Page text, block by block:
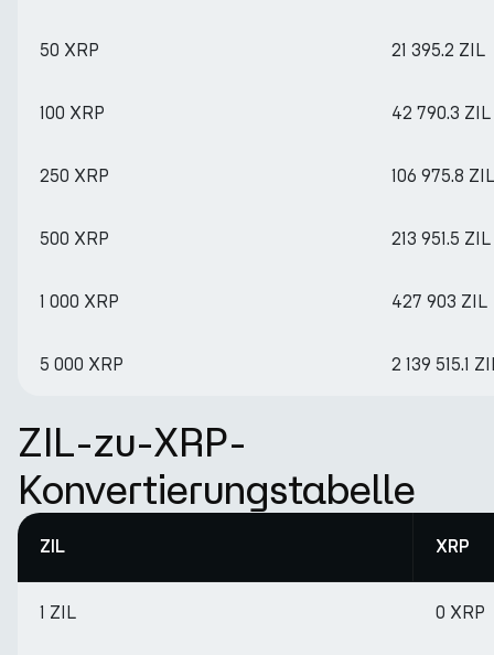
50 XRP 21 395.2 ZIL
100 XRP 42 790.3 ZIL
250 XRP 106 975.8 ZIL
500 XRP 213 951.5 ZIL
1 000 XRP 427 903 ZIL
5 000 XRP 2 139 515.1
ZIL-zu-XRP-
Konvertierungstabelle
ZIL XRP
1 ZIL 0 XRP